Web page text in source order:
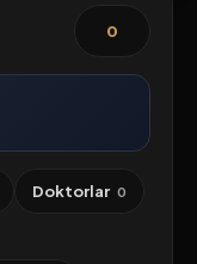
0
Doktorlar 0